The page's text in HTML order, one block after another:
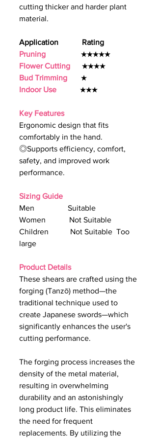
cutting thicker and harder plant
material.
Application Rating
Pruning
★★★★★
Flower Cutting ★★★★
Bud Trimming ★
Indoor Use ★★★
Key Features
Ergonomic design that fits
comfortably in the hand.
◎Supports efficiency, comfort,
safety, and improved work
performance.
Sizing Guide
Men Suitable
Women Not Suitable
Children Not Suitable Too
large
Product Details
These shears are crafted using the
forging (Tanzō) method—the
traditional technique used to
create Japanese swords—which
significantly enhances the user's
cutting performance.
The forging process increases the
density of the metal material,
resulting in overwhelming
durability and an astonishingly
long product life. This eliminates
the need for frequent
replacements. By utilizing the